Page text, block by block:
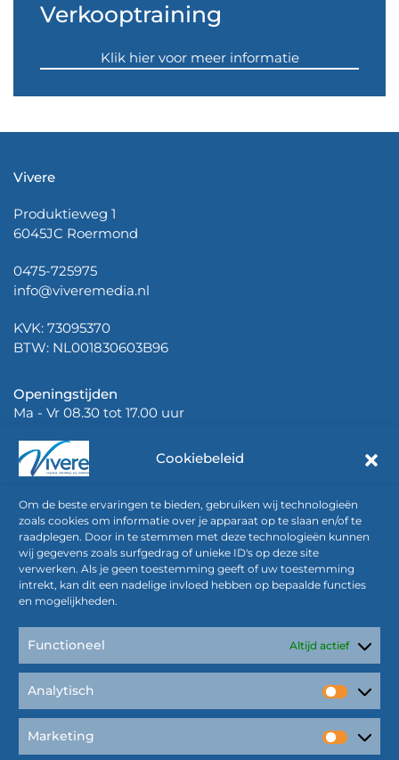
Cookiebeleid
Om de beste ervaringen te bieden, gebruiken wij technologieën
zoals cookies om informatie over je apparaat op te slaan en/of te
raadplegen. Door in te stemmen met deze technologieën kunnen
wij gegevens zoals surfgedrag of unieke ID's op deze site
verwerken. Als je geen toestemming geeft of uw toestemming
intrekt, kan dit een nadelige invloed hebben op bepaalde functies
en mogelijkheden.
Functioneel Altijd actief
Analytisch
Marketing
Verkooptraining
Klik hier voor meer informatie
Vivere
Produktieweg 1
6045JC Roermond
0475-725975
info@viveremedia.nl
KVK: 73095370
BTW: NL001830603B96
Openingstijden
Ma - Vr 08.30 tot 17.00 uur
Papierwerk
(*Gedeponeerd bij de KvK
onder nummer 00637528 en -30)
*Algemene voorwaarden (marketing, communicatie en
Privacy Statement
Alle rechten voorbehouden © Vivere 2026